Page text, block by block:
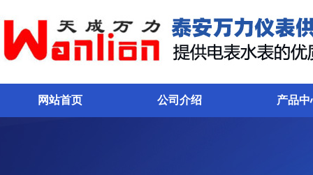
网站首页 公司介绍 产品中